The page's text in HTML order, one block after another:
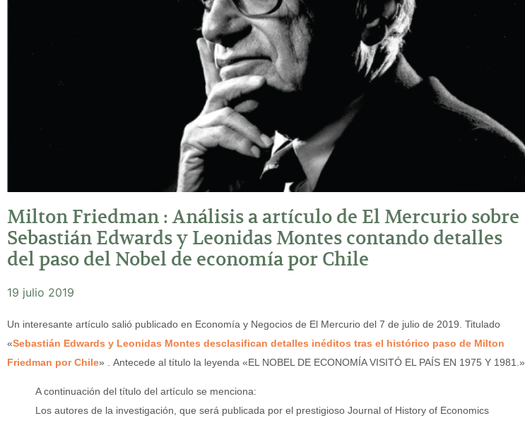
Milton Friedman : Análisis a artículo de El Mercurio sobre
Sebastián Edwards y Leonidas Montes contando detalles
del paso del Nobel de economía por Chile
19 julio 2019
Un interesante artículo salió publicado en Economía y Negocios de El Mercurio del 7 de julio de 2019. Titulado
«Sebastián Edwards y Leonidas Montes desclasifican detalles inéditos tras el histórico paso de Milton
Friedman por Chile» . Antecede al título la leyenda «EL NOBEL DE ECONOMÍA VISITÓ EL PAÍS EN 1975 Y 1981.»
A continuación del título del artículo se menciona:
Los autores de la investigación, que será publicada por el prestigioso Journal of History of Economics